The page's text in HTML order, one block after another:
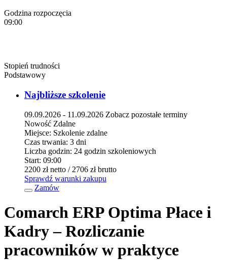
Godzina rozpoczęcia
09:00
Stopień trudności
Podstawowy
Najbliższe szkolenie
09.09.2026 - 11.09.2026 Zobacz pozostałe terminy
Nowość Zdalne
Miejsce: Szkolenie zdalne
Czas trwania: 3 dni
Liczba godzin: 24 godzin szkoleniowych
Start: 09:00
2200 złnetto / 2706 złbrutto
Sprawdź warunki zakupu
Zamów
Comarch ERP Optima Płace i
Kadry – Rozliczanie
pracowników w praktyce